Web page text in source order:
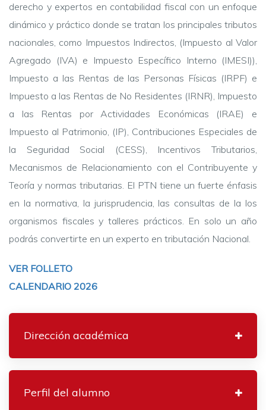
derecho y expertos en contabilidad fiscal con un enfoque
dinámico y práctico donde se tratan los principales tributos
nacionales, como Impuestos Indirectos, (Impuesto al Valor
Agregado (IVA) e Impuesto Específico Interno (IMESI)),
Impuesto a las Rentas de las Personas Físicas (IRPF) e
Impuesto a las Rentas de No Residentes (IRNR), Impuesto
a las Rentas por Actividades Económicas (IRAE) e
Impuesto al Patrimonio, (IP), Contribuciones Especiales de
la Seguridad Social (CESS), Incentivos Tributarios,
Mecanismos de Relacionamiento con el Contribuyente y
Teoría y normas tributarias. El PTN tiene un fuerte énfasis
en la normativa, la jurisprudencia, las consultas de la los
organismos fiscales y talleres prácticos. En solo un año
podrás convertirte en un experto en tributación Nacional.
VER FOLLETO
CALENDARIO 2026
Dirección académica
Perfil del alumno